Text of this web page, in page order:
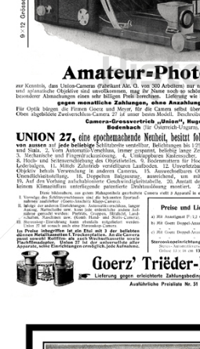
C. P. GOERZ, BERLIN · WIEN
1905